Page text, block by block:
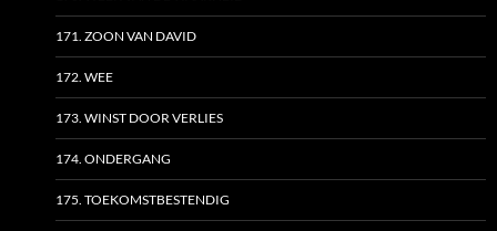
171. ZOON VAN DAVID
172. WEE
173. WINST DOOR VERLIES
174. ONDERGANG
175. TOEKOMSTBESTENDIG